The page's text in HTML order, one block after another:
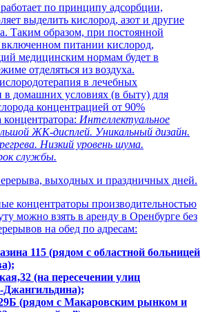
по принципу адсорбции,
выделить кислород, азот и другие
Таким образом, при постоянной
включенном питании кислород,
медицинским нормам будет в
отделяться из воздуха.
в лечебных
в домашних условиях (в быту) для
концентрацией от 90%
Интеллектуальное
ЖК-дисплей. Уникальный дизайн.
Низкий уровень шума.
службы.
выхoдныx и пpаздничныx днeй.
концентраторы производительностью
можно взять в аренду в Оренбурге без
на обед по адресам:
115 (рядом с областной больницей
(на пересечении улиц
(рядом с Макаровским рынком и